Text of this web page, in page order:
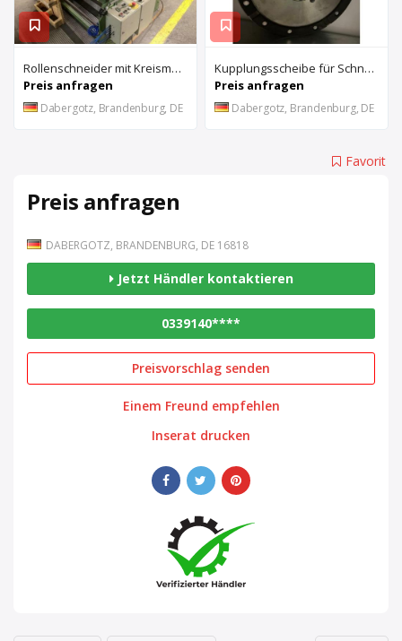
Rollenschneider mit Kreismesser und mobile Auf- oder Abrollung
Preis anfragen
Dabergotz, Brandenburg, DE
Kupplungsscheibe für Schneidemaschine Wohlenberg 137 MCS
Preis anfragen
Dabergotz, Brandenburg, DE
Favorit
Preis anfragen
DABERGOTZ, BRANDENBURG, DE 16818
Jetzt Händler kontaktieren
0339140****
Preisvorschlag senden
Einem Freund empfehlen
Inserat drucken